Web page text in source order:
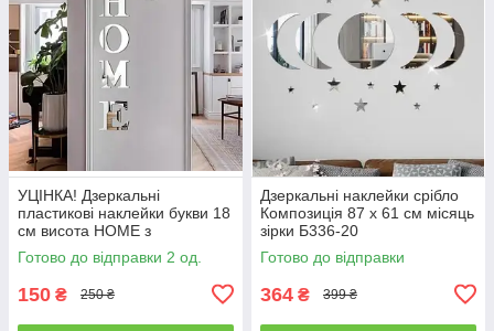
УЦІНКА! Дзеркальні
пластикові наклейки букви 18
см висота HOME з
метеликом
Готово до відправки 2 од.
150 ₴ 250 ₴
Дзеркальні наклейки срібло
Композиція 87 х 61 см місяць
зірки Б336-20
Готово до відправки
364 ₴ 399 ₴